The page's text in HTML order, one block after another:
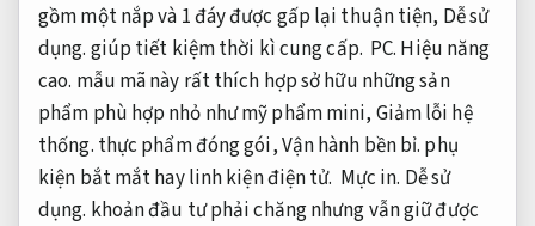
gồmmộtnắp và 1đáy được gấp lại thuận tiện, Dễ sử
dụng. giúp tiết kiệmthời kìcung cấp. PC. Hiệu năng
cao. mẫu mãnày rấtthích hợpsở hữu nhữngsản
phẩm phù hợp nhỏ như mỹ phẩm mini, Giảm lỗi hệ
thống. thực phẩm đóng gói,Vận hành bền bỉ. phụ
kiện bắt mắthay linh kiện điện tử. Mực in. Dễ sử
dụng. khoản đầu tưphải chăngnhưng vẫn giữ được